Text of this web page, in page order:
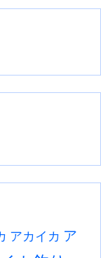
アカイカ ア